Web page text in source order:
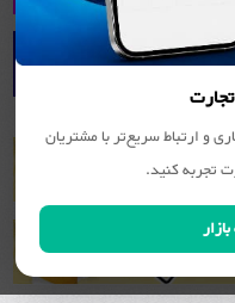
و ارتباط سریع‌تر با مشتریان
تجربه کنید.